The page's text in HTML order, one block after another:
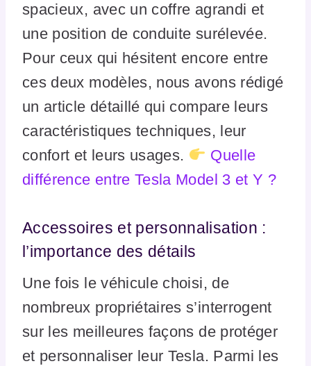
spacieux, avec un coffre agrandi et
une position de conduite surélevée.
Pour ceux qui hésitent encore entre
ces deux modèles, nous avons rédigé
un article détaillé qui compare leurs
caractéristiques techniques, leur
confort et leurs usages.
Quelle
différence entre Tesla Model 3 et Y ?
Accessoires et personnalisation :
l’importance des détails
Une fois le véhicule choisi, de
nombreux propriétaires s’interrogent
sur les meilleures façons de protéger
et personnaliser leur Tesla. Parmi les